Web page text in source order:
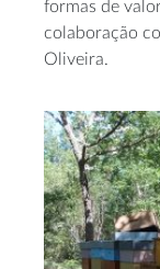
formas de
colaboração
Oliveira.